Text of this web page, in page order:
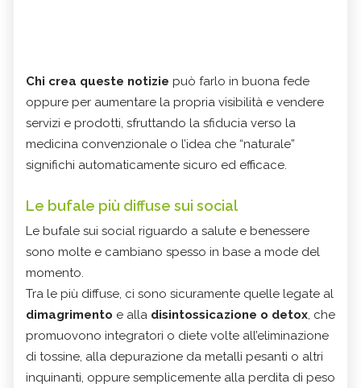
Chi crea queste notizie può farlo in buona fede
oppure per aumentare la propria visibilità e vendere
servizi e prodotti, sfruttando la sfiducia verso la
medicina convenzionale o l’idea che “naturale”
significhi automaticamente sicuro ed efficace.
Le bufale più diffuse sui social
Le bufale sui social riguardo a salute e benessere
sono molte e cambiano spesso in base a mode del
momento.
Tra le più diffuse, ci sono sicuramente quelle legate al
dimagrimento e alla disintossicazione o detox, che
promuovono integratori o diete volte all’eliminazione
di tossine, alla depurazione da metalli pesanti o altri
inquinanti, oppure semplicemente alla perdita di peso